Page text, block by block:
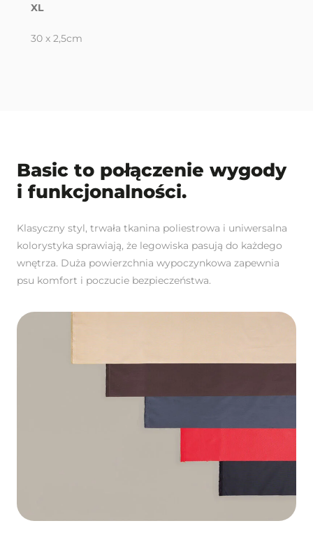
XL
30 x 2,5cm
Basic to połączenie wygody
i funkcjonalności.
Klasyczny styl, trwała tkanina poliestrowa i uniwersalna
kolorystyka sprawiają, że legowiska pasują do każdego
wnętrza. Duża powierzchnia wypoczynkowa zapewnia
psu komfort i poczucie bezpieczeństwa.